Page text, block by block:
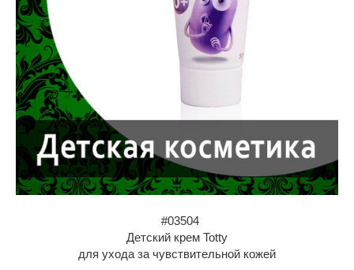
#03504
Детский крем Totty
для ухода за чувствительной кожей